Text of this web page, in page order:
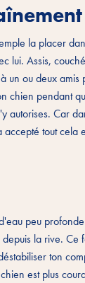
la placer
Assis,
un ou deux
chien pendant
Car
tout cela
peu
la rive. Ce
ton
est plus